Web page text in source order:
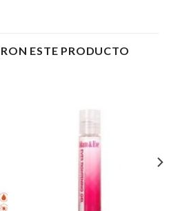
ESTE PRODUCTO